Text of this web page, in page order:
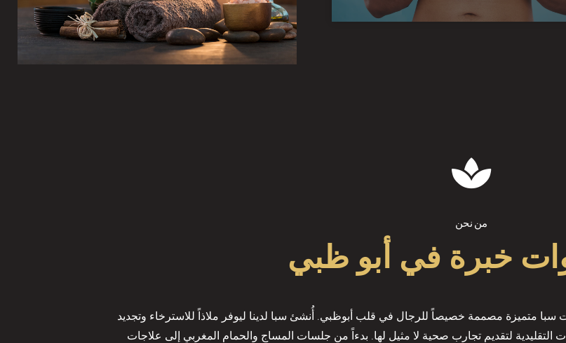
من نحن
متميزة مصممة خصيصاً للرجال في قلب أبوظبي. أُنشئ سبا لدينا ليوفر ملاذاً للاسترخاء وتجديد
التقليدية لتقديم تجارب صحية لا مثيل لها. بدءاً من جلسات المساج والحمام المغربي إلى علاجات